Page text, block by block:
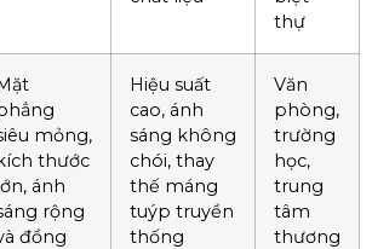
thự
mỏng,
thước
ánh
rộng
đồng
Hiệu suất
cao, ánh
sáng không
chói, thay
thế máng
tuýp truyền
thống
Văn
phòng,
trường
học,
trung
tâm
thương